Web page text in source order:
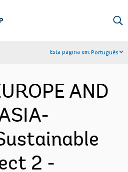
Esta página em:Português
AND
2 -